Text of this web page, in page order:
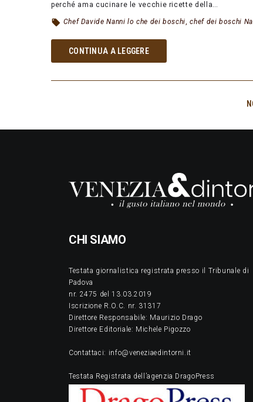
perché ama cucinare le vecchie ricette della…
Chef Davide Nanni lo che dei boschi,chef dei boschi
CONTINUA A LEGGERE
CHI SIAMO
Testata giornalistica registrata presso il Tribunale di
Padova
nr. 2475 del 13.03.2019
Iscrizione R.O.C. nr. 31317
Direttore Responsabile: Maurizio Drago
Direttore Editoriale: Michele Pigozzo
Contattaci: info@veneziaedintorni.it
Testata Registrata dell’agenzia DragoPress